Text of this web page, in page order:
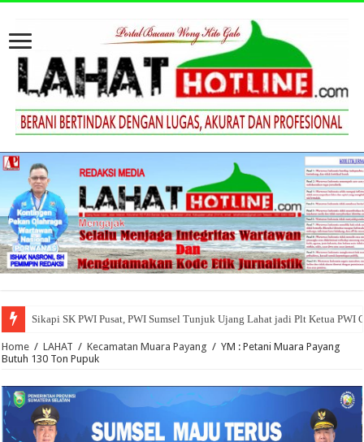
Sikapi SK PWI Pusat, PWI Sumsel Tunjuk Ujang Lahat jadi Plt Ketua PWI
Home / LAHAT / Kecamatan Muara Payang / YM : Petani Muara Payang
Butuh 130 Ton Pupuk